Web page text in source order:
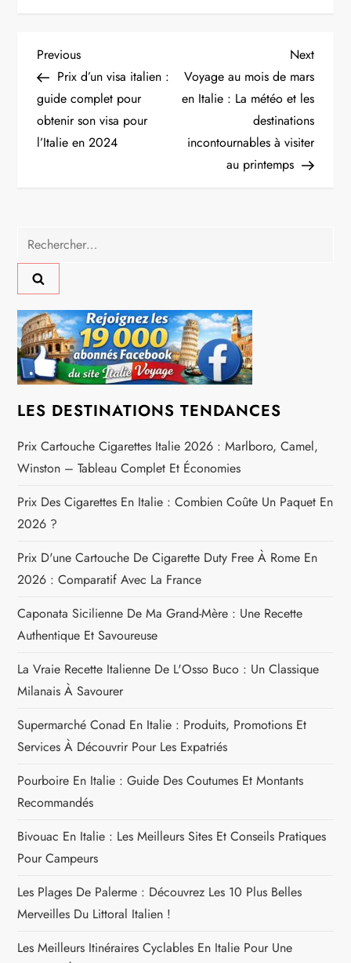
N
a
v
a
t
i
o
n
d
e
l
’
a
r
t
i
c
l
e
Previous
Post
Previous
Prix d’un visa italien :
guide complet pour
obtenir son visa pour
l’Italie en 2024
Next
Post
Next
Voyage au mois de mars
en Italie : La météo et les
destinations
incontournables à visiter
au printemps
Rechercher :
LES DESTINATIONS TENDANCES
Prix Cartouche Cigarettes Italie 2026 : Marlboro, Camel,
Winston – Tableau Complet Et Économies
Prix Des Cigarettes En Italie : Combien Coûte Un Paquet En
2026 ?
Prix D'une Cartouche De Cigarette Duty Free À Rome En
2026 : Comparatif Avec La France
Caponata Sicilienne De Ma Grand-Mère : Une Recette
Authentique Et Savoureuse
La Vraie Recette Italienne De L'Osso Buco : Un Classique
Milanais À Savourer
Supermarché Conad En Italie : Produits, Promotions Et
Services À Découvrir Pour Les Expatriés
Pourboire En Italie : Guide Des Coutumes Et Montants
Recommandés
Bivouac En Italie : Les Meilleurs Sites Et Conseils Pratiques
Pour Campeurs
Les Plages De Palerme : Découvrez Les 10 Plus Belles
Merveilles Du Littoral Italien !
Les Meilleurs Itinéraires Cyclables En Italie Pour Une